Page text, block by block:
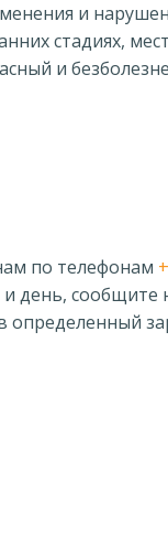
и
стадиях,
и
по телефонам
и день,